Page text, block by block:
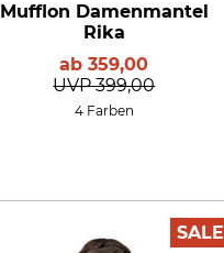
Mufflon Damenmantel
Rika
ab359,00
UVP 399,00
4 Farben
SALE